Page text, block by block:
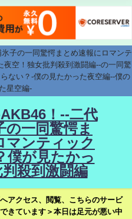
子の一同驚愕まとめ速報にロマンテ
夜空！独女批判殺到激闘編--の一同驚
ない？-僕の見たかった夜空編--僕の
星空編-
！--二代
の一同驚愕ま
マンティック
僕が見たかっ
殺到激闘編
アクセス、閲覧、こちらのサービ
きています＞本日は足元が悪い中